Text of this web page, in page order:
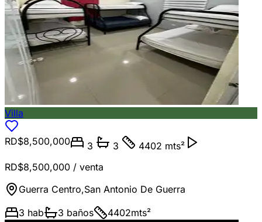
Villa
RD$8,500,000 3 3
4402 mts²
RD$8,500,000 / venta
Guerra Centro,San Antonio De Guerra
3 hab 3 baños 4402mts²